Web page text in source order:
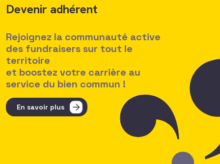
Devenir adhérent
Rejoignez la communauté active
des fundraisers sur tout le
territoire
et boostez votre carrière au
service du bien commun !
En savoir plus